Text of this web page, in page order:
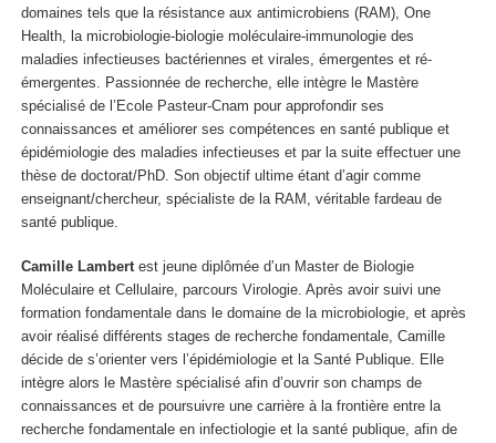
domaines tels que la résistance aux antimicrobiens (RAM), One
Health, la microbiologie-biologie moléculaire-immunologie des
maladies infectieuses bactériennes et virales, émergentes et ré-
émergentes. Passionnée de recherche, elle intègre le Mastère
spécialisé de l’Ecole Pasteur-Cnam pour approfondir ses
connaissances et améliorer ses compétences en santé publique et
épidémiologie des maladies infectieuses et par la suite effectuer une
thèse de doctorat/PhD. Son objectif ultime étant d’agir comme
enseignant/chercheur, spécialiste de la RAM, véritable fardeau de
santé publique.
Camille Lambert est jeune diplômée d’un Master de Biologie
Moléculaire et Cellulaire, parcours Virologie. Après avoir suivi une
formation fondamentale dans le domaine de la microbiologie, et après
avoir réalisé différents stages de recherche fondamentale, Camille
décide de s’orienter vers l’épidémiologie et la Santé Publique. Elle
intègre alors le Mastère spécialisé afin d’ouvrir son champs de
connaissances et de poursuivre une carrière à la frontière entre la
recherche fondamentale en infectiologie et la santé publique, afin de